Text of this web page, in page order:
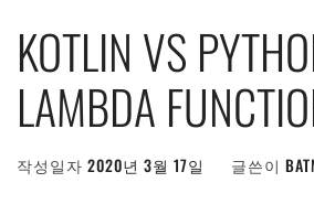
KOTLIN VS
LAMBDA
작성일자 2020년 3월 17일 글쓴이